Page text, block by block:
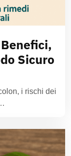
Sicuro
i rischi dei